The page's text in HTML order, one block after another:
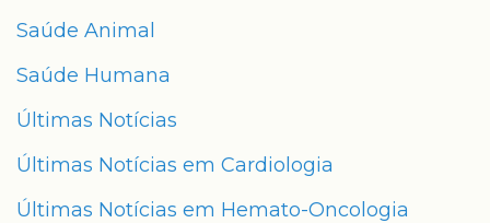
Saúde Animal
Saúde Humana
Últimas Notícias
Últimas Notícias em Cardiologia
Últimas Notícias em Hemato-Oncologia